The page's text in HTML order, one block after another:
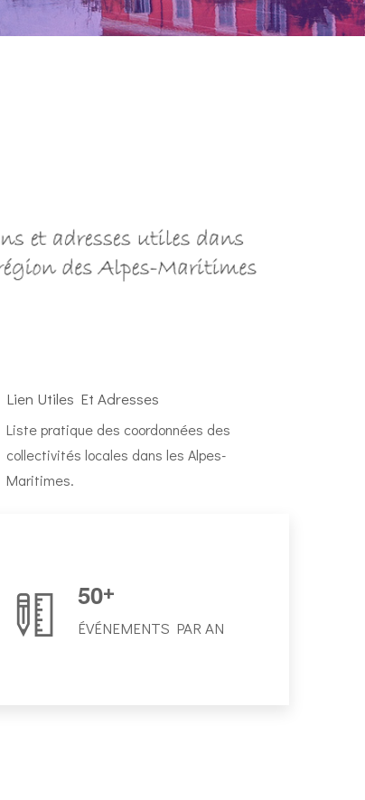
Lien Utiles Et Adresses
Liste pratique des coordonnées des
collectivités locales dans les Alpes-
Maritimes.
50+
ÉVÉNEMENTS PAR AN